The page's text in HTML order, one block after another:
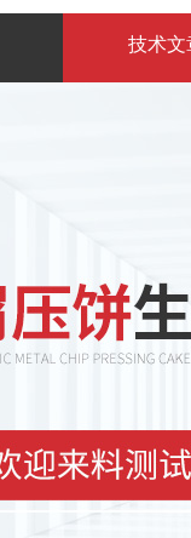
技术文